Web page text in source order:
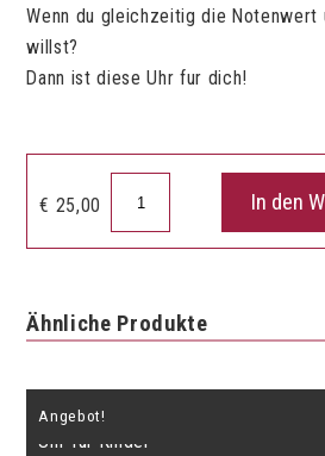
Wenn du gleichzeitig die Notenwert
willst?
Dann ist diese Uhr fur dich!
€ 25,00
Menge
In den
Ähnliche Produkte
Angebot!
Uhr für Kinder